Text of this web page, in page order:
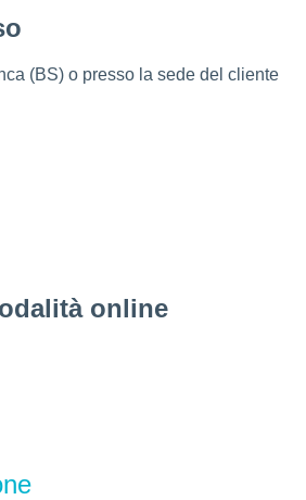
(BS) o presso la sede del cliente
online